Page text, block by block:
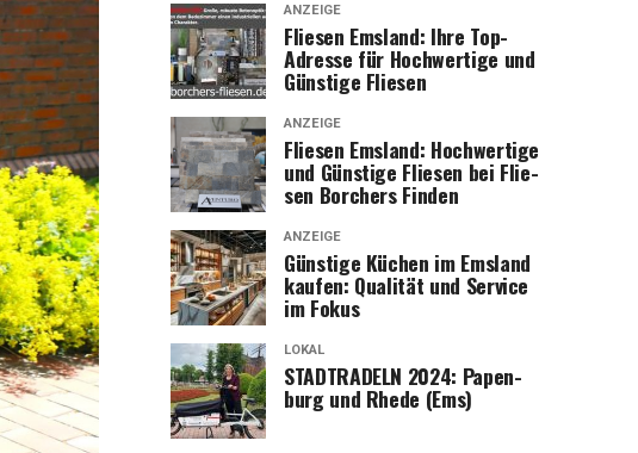
ANZEIGE
Flie­sen Ems­land: Ihre Top-
Adres­se für Hoch­wer­ti­ge und
Güns­ti­ge Fliesen
ANZEIGE
Flie­sen Ems­land: Hoch­wer­ti­ge
und Güns­ti­ge Flie­sen bei Flie­
sen Bor­chers Finden
ANZEIGE
Güns­ti­ge Küchen im Ems­land
kau­fen: Qua­li­tät und Ser­vice
im Fokus
LOKAL
STADTRADELN 2024: Papen­
burg und Rhe­de (Ems)